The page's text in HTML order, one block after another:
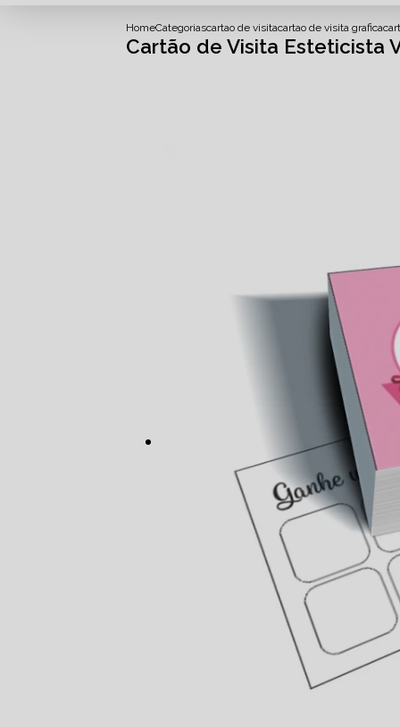
HomeCategoriascartao de visitacartao de visita grafica
Cartão de Visita Esteticista